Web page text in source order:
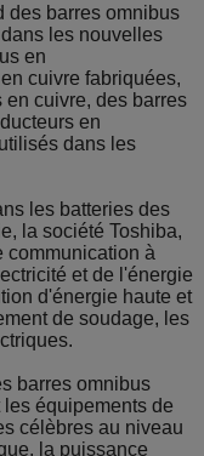
des barres omnibus
les nouvelles
en
cuivre fabriquées,
en cuivre, des barres
en
dans les
les batteries des
la société Toshiba,
communication à
et de l'énergie
d'énergie haute et
de soudage, les
barres omnibus
équipements de
célèbres au niveau
la puissance